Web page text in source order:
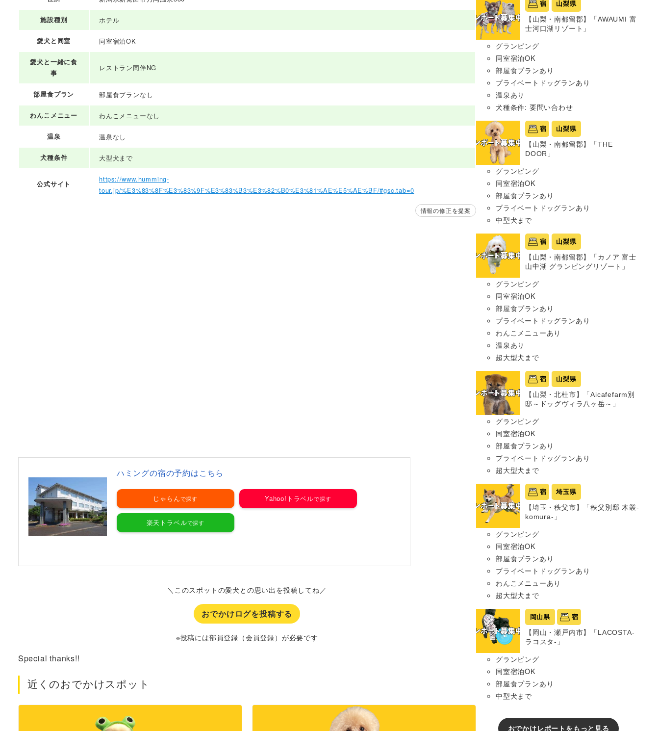
施設種別 ホテル
愛犬と同室 同室宿泊OK
愛犬と一緒に食
事
レストラン同伴NG
部屋食プラン 部屋食プランなし
わんこメニュー わんこメニューなし
温泉 温泉なし
犬種条件 大型犬まで
公式サイト
https://www.humming-
tour.jp/%E3%83%8F%E3%83%9F%E3%83%B3%E3%82%B0%E3%81%AE%E5%AE%BF/#gsc.tab=0
情報の修正を提案
ハミングの宿の予約はこちら
じゃらん Yahoo!トラベル
楽天トラベル
＼このスポットの愛犬との思い出を投稿してね／
おでかけログを投稿する
※投稿には部員登録（会員登録）が必要です
Special thanks!!
近くのおでかけスポット
宿 山梨県
【山梨・南都留郡】「AWAUMI 富
士河口湖リゾート」
グランピング
同室宿泊OK
部屋食プランあり
プライベートドッグランあり
温泉あり
犬種条件: 要問い合わせ
宿 山梨県
【山梨・南都留郡】「THE
DOOR」
グランピング
同室宿泊OK
部屋食プランあり
プライベートドッグランあり
中型犬まで
宿 山梨県
【山梨・南都留郡】「カノア 富士
山中湖 グランピングリゾート」
グランピング
同室宿泊OK
部屋食プランあり
プライベートドッグランあり
わんこメニューあり
温泉あり
超大型犬まで
宿 山梨県
【山梨・北杜市】「Aicafefarm別
邸～ドッグヴィラ八ヶ岳～」
グランピング
同室宿泊OK
部屋食プランあり
プライベートドッグランあり
超大型犬まで
宿 埼玉県
【埼玉・秩父市】「秩父別邸 木叢-
komura-」
グランピング
同室宿泊OK
部屋食プランあり
プライベートドッグランあり
わんこメニューあり
超大型犬まで
岡山県 宿
【岡山・瀬戸内市】「LACOSTA-
ラコスタ-」
グランピング
同室宿泊OK
部屋食プランあり
中型犬まで
おでかけレポートをもっと見る